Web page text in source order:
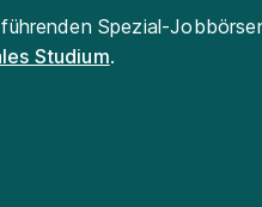
Spezial-
Studium.